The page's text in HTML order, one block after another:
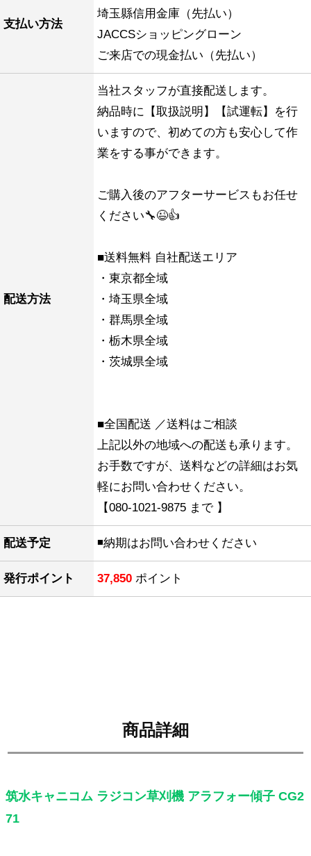
支払い方法
埼玉縣信用金庫（先払い）
JACCSショッピングローン
ご来店での現金払い（先払い）
配送方法
当社スタッフが直接配送します。
納品時に【取扱説明】【試運転】を行
いますので、初めての方も安心して作
業をする事ができます。
ご購入後のアフターサービスもお任せ
ください🔧😉👍
■送料無料 自社配送エリア
・東京都全域
・埼玉県全域
・群馬県全域
・栃木県全域
・茨城県全域
■全国配送 ／送料はご相談
上記以外の地域への配送も承ります。
お手数ですが、送料などの詳細はお気
軽にお問い合わせください。
【080-1021-9875 まで 】
配送予定 ◾️納期はお問い合わせください
発行ポイント 37,850 ポイント
商品詳細
筑水キャニコム ラジコン草刈機 アラフォー傾子 CG2
71